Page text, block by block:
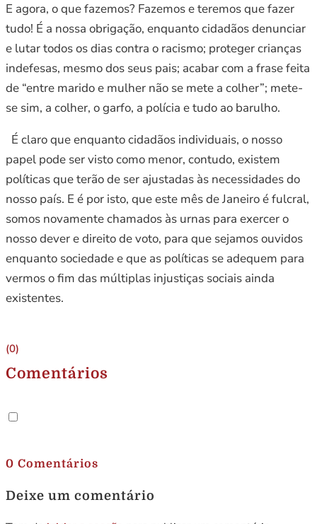
E agora, o que fazemos? Fazemos e teremos que fazer
tudo! É a nossa obrigação, enquanto cidadãos denunciar
e lutar todos os dias contra o racismo; proteger crianças
indefesas, mesmo dos seus pais; acabar com a frase feita
de “entre marido e mulher não se mete a colher”; mete-
se sim, a colher, o garfo, a polícia e tudo ao barulho.
É claro que enquanto cidadãos individuais, o nosso
papel pode ser visto como menor, contudo, existem
políticas que terão de ser ajustadas às necessidades do
nosso país. E é por isto, que este mês de Janeiro é fulcral,
somos novamente chamados às urnas para exercer o
nosso dever e direito de voto, para que sejamos ouvidos
enquanto sociedade e que as políticas se adequem para
vermos o fim das múltiplas injustiças sociais ainda
existentes.
(0)
Comentários
0 Comentários
Deixe um comentário